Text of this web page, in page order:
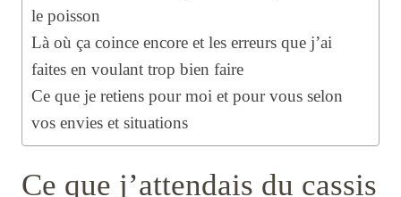
le poisson
Là où ça coince encore et les erreurs que j’ai
faites en voulant trop bien faire
Ce que je retiens pour moi et pour vous selon
vos envies et situations
Ce que j’attendais du cassis